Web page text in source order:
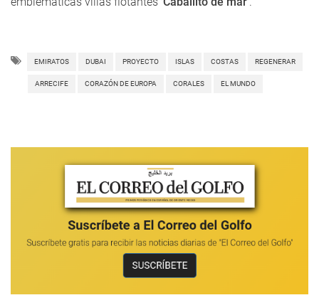
EMIRATOS DUBAI PROYECTO ISLAS COSTAS REGENERAR
ARRECIFE CORAZÓN DE EUROPA CORALES EL MUNDO